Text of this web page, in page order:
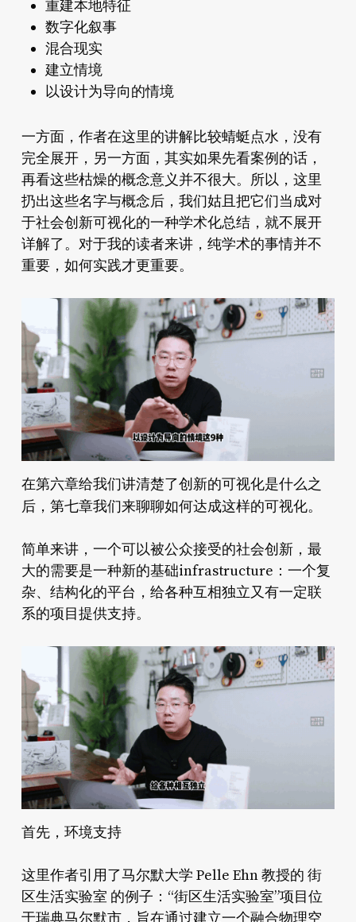
重建本地特征
数字化叙事
混合现实
建立情境
以设计为导向的情境
一方面，作者在这里的讲解比较蜻蜓点水，没有
完全展开，另一方面，其实如果先看案例的话，
再看这些枯燥的概念意义并不很大。所以，这里
扔出这些名字与概念后，我们姑且把它们当成对
于社会创新可视化的一种学术化总结，就不展开
详解了。对于我的读者来讲，纯学术的事情并不
重要，如何实践才更重要。
在第六章给我们讲清楚了创新的可视化是什么之
后，第七章我们来聊聊如何达成这样的可视化。
简单来讲，一个可以被公众接受的社会创新，最
大的需要是一种新的基础infrastructure：一个复
杂、结构化的平台，给各种互相独立又有一定联
系的项目提供支持。
首先，环境支持
这里作者引用了马尔默大学 Pelle Ehn 教授的 街
区生活实验室 的例子：“街区生活实验室”项目位
于瑞典马尔默市，旨在通过建立一个融合物理空